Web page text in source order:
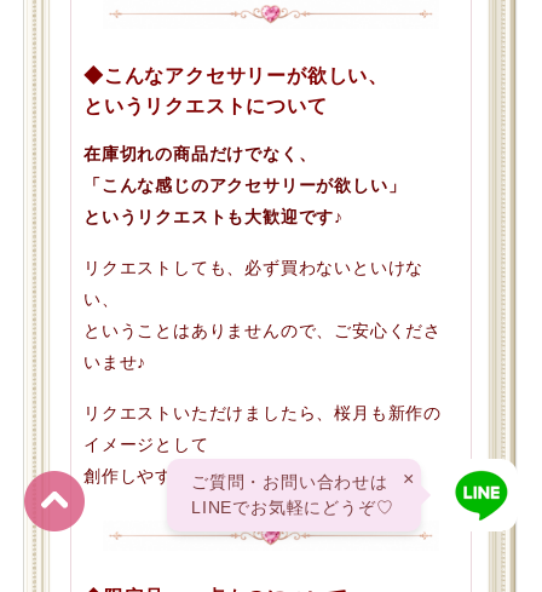
◆こんなアクセサリーが欲しい、
というリクエストについて
在庫切れの商品だけでなく、
「こんな感じのアクセサリーが欲しい」
というリクエストも大歓迎です♪
リクエストしても、必ず買わないといけな
い、
ということはありませんので、ご安心くださ
いませ♪
リクエストいただけましたら、桜月も新作の
イメージとして
創作しやすいので、とても助かります♪
ご質問・お問い合わせは
LINEでお気軽にどうぞ♡
×